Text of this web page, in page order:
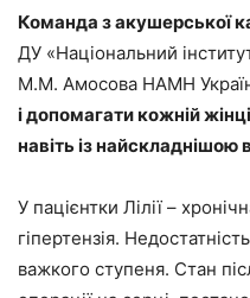
Команда з акушерської
ДУ «Національний
М.М. Амосова НАМН
і допомагати кожній
навіть із
У пацієнтки Лілії –
гіпертензія.
важкого ступеня. Стан